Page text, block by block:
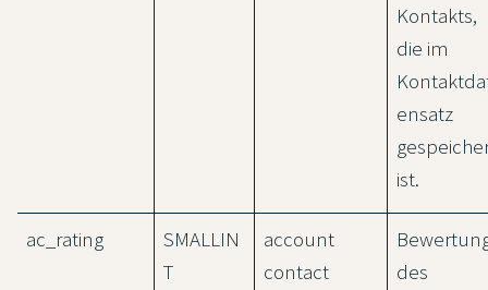
Kontakts,
die im
ensatz
ist.
ac_rating
SMALLIN
T
account
contact
des